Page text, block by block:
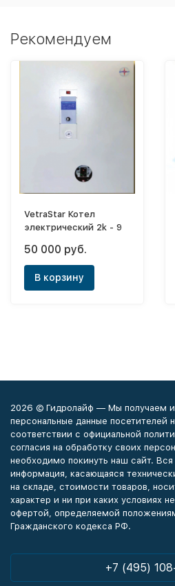
Рекомендуем
VetraStar Котел
электрический 2k - 9
50 000 руб.
В корзину
2026 © Гидролайф — Мы получаем
персональные данные посетителей
соответствии с официальной
согласия на обработку своих
необходимо покинуть наш сайт. Вся
информация, касающаяся
на складе, стоимости товаров,
характер и ни при каких условиях
офертой, определяемой
Гражданского кодекса РФ.
+7 (495)